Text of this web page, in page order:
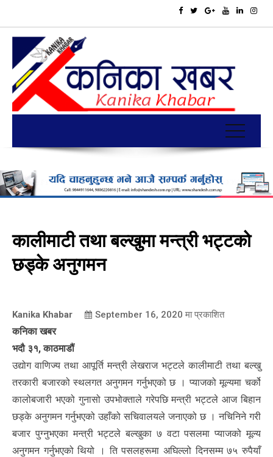
कालीमाटी तथा बल्खुमा मन्त्री भट्टको
छड्के अनुगमन
Kanika Khabar September 16, 2020 मा प्रकाशित
कनिका खबर
भदौ ३१, काठमाडौं
उद्योग वाणिज्य तथा आपूर्ति मन्त्री लेखराज भट्टले कालीमाटी तथा बल्खु
तरकारी बजारको स्थलगत अनुगमन गर्नुभएको छ । प्याजको मूल्यमा चर्को
कालोबजारी भएको गुनासो उपभोक्ताले गरेपछि मन्त्री भट्टले आज बिहान
छड्के अनुगमन गर्नुभएको उहाँको सचिवालयले जनाएको छ । नचिनिने गरी
बजार पुग्नुभएका मन्त्री भट्टले बल्खुका ७ वटा पसलमा प्याजको मूल्य
अनुगमन गर्नुभएको थियो । ति पसलहरूमा अघिल्लो दिनसम्म ७५ रुपैयाँ